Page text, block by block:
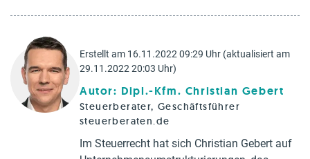
Erstellt am 16.11.2022 09:29 Uhr (aktualisiert am
29.11.2022 20:03 Uhr)
Autor: Dipl.-Kfm. Christian Gebert
Steuerberater, Geschäftsführer
steuerberaten.de
Im Steuerrecht hat sich Christian Gebert auf